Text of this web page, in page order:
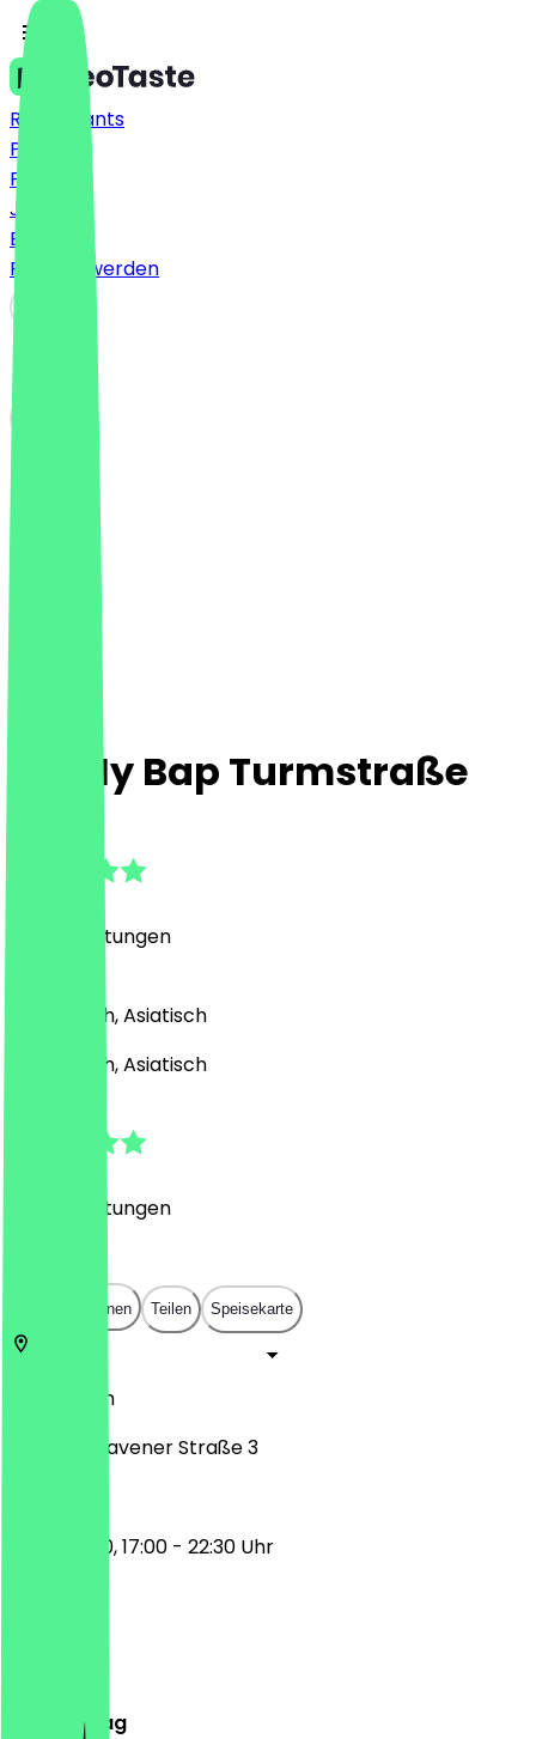
Restaurants
Preise
FAQ
Jobs
Blog
Partner werden
Oh My Bap Turmstraße
Bewertungen
Koreanisch, Asiatisch
Koreanisch, Asiatisch
Bewertungen
In App öffnen Teilen Speisekarte
Berlin
Wilhelmshavener Straße 3
11:30 - 15:00, 17:00 - 22:30 Uhr
Donnerstag